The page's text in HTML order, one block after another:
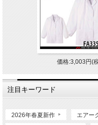
価格:3,003円(
注目キーワード
2026年春夏新作 エアー